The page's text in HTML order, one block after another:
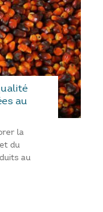
au
la
du
au